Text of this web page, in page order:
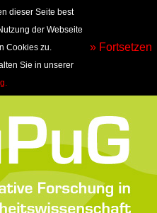
dieser Seite best
der Webseite
Cookies zu.
Sie in unserer
» Fortsetzen